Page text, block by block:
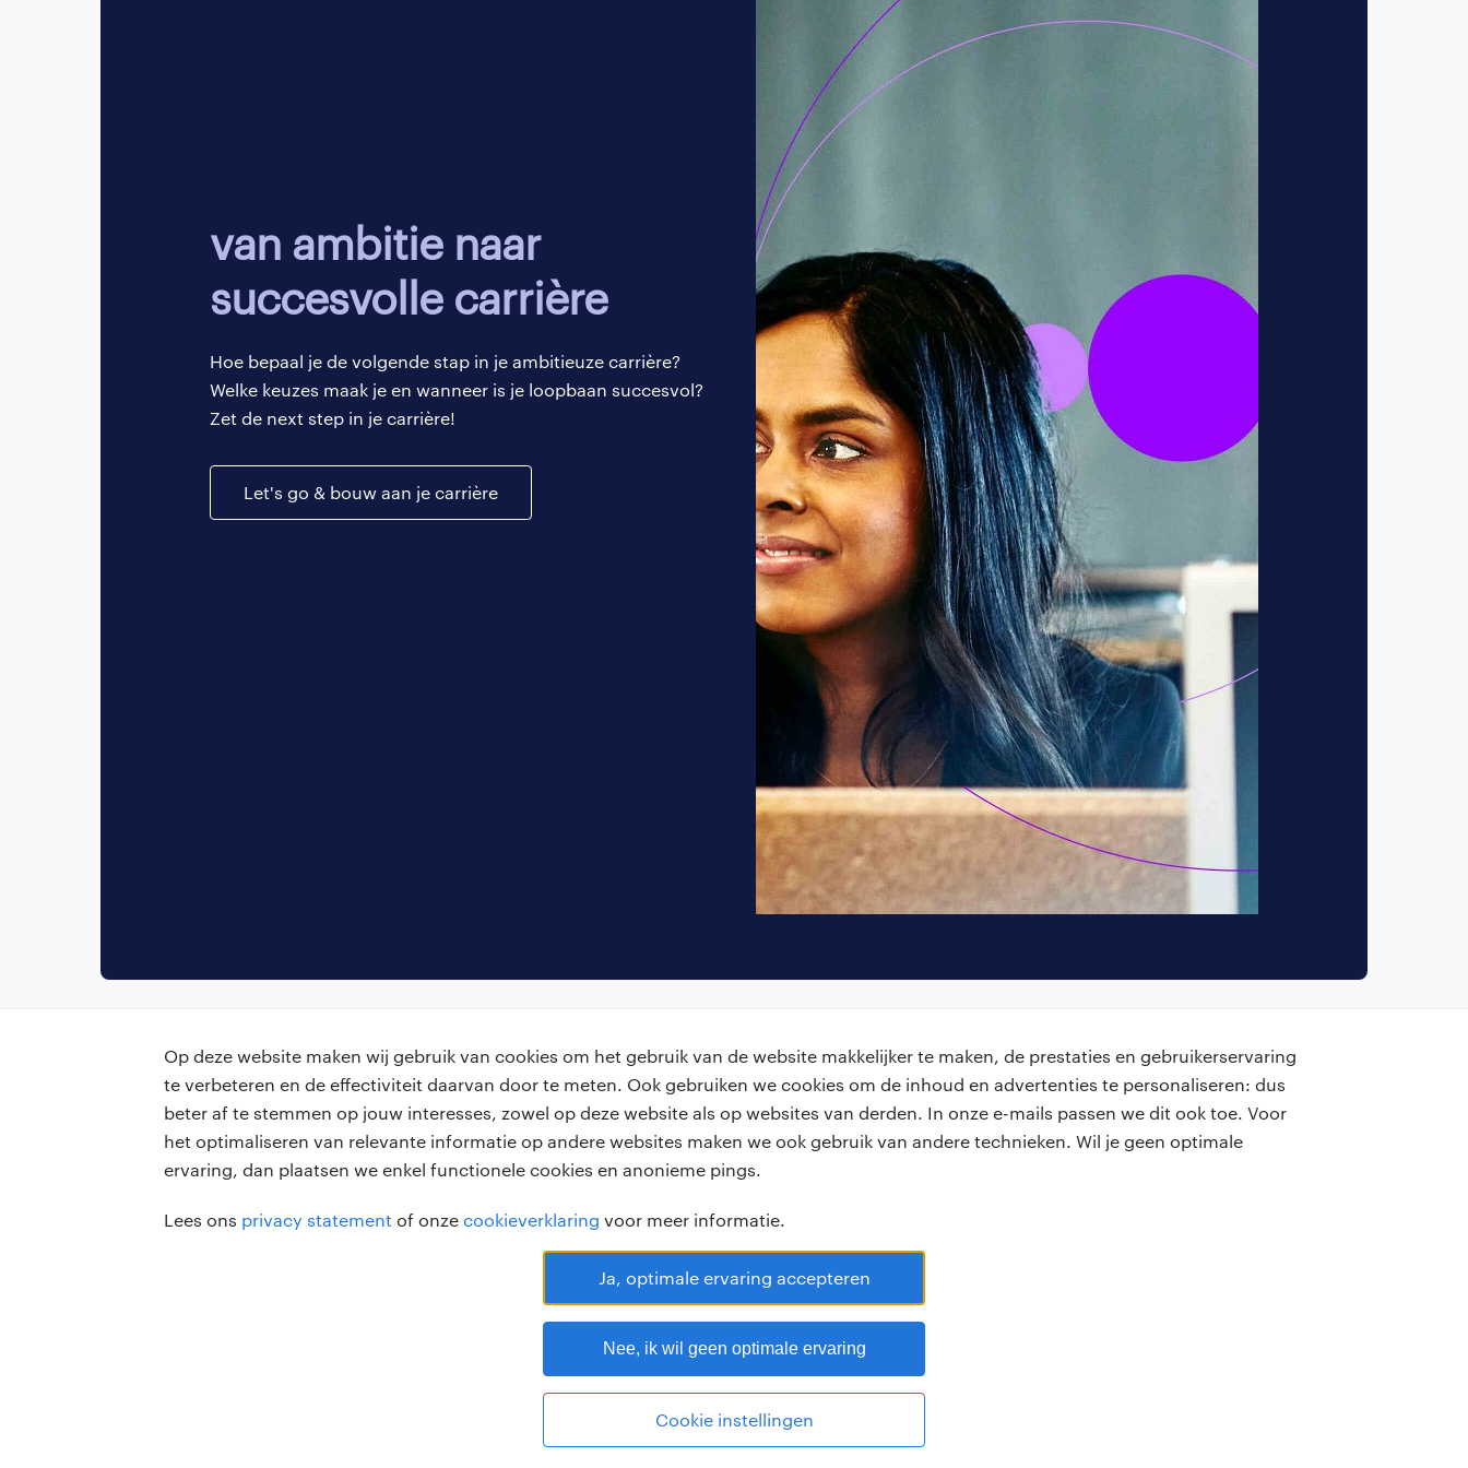
Op deze website maken wij gebruik van cookies om het gebruik van de website makkelijker te maken, de prestaties en gebruikerservaring
te verbeteren en de effectiviteit daarvan door te meten. Ook gebruiken we cookies om de inhoud en advertenties te personaliseren: dus
beter af te stemmen op jouw interesses, zowel op deze website als op websites van derden. In onze e-mails passen we dit ook toe. Voor
het optimaliseren van relevante informatie op andere websites maken we ook gebruik van andere technieken. Wil je geen optimale
ervaring, dan plaatsen we enkel functionele cookies en anonieme pings.
Lees ons privacy statement of onze cookieverklaring voor meer informatie.
Ja, optimale ervaring accepteren
Nee, ik wil geen optimale ervaring
Cookie instellingen
belang voor de bank. Zowel vanuit Yacht als vanuit ABN AMRO worden diverse cursussen en
trainingen aangeboden, waardoor ik mij goed kan blijven ontwikkelen.
Ontwikkeling & onderdeel van het netwerk
Ik ben erg tevreden over de samenwerking met Yacht tot nu toe. Vanuit Yacht worden verschillende
mogelijkheden geboden om mij verder te kunnen ontwikkelen en er wordt actief meegedacht. Zo
vindt er ongeveer één keer per kwartaal een persoonlijk ontwikkel gesprek plaats over mijn doelen
en ambities.
Ook worden er verschillende netwerkevents aangeboden en is er een online LinkedIn community
opgericht voor alle professionals die actief zijn op het gebied van Compliance en Risk: CDD-
professionals. Vanuit deze online community die inmiddels 500 leden telt blijf ik op de hoogte van
verschillende events, vacatures, nieuwsberichten en overige activiteiten. Dit is een makkelijke en
leuke manier om in contact te staan met andere collega professionals en wat meer informatie te
krijgen over de werkzaamheden en activiteiten binnen de andere banken.
De komende tijd hoop ik mij verder te kunnen ontwikkelen binnen de bancaire sector op het gebied
van financieel-economische criminaliteit. Ik zou mij graag meer willen specialiseren in een bepaalde
doelgroep of kennisgebied, zoals MKB en (groot) zakelijke klanten of speciale klantgroepen (Special
Cases). Yacht biedt hiervoor verschillende ontwikkelingsmogelijkheden via opleidingen en
cursussen. Daarnaast wordt er door middel van voortgangsgesprekken gekeken hoe zij mij kunnen
Van ambitie naar
succesvolle carrière
Hoe bepaal je de volgende stap in je ambitieuze carrière?
Welke keuzes maak je en wanneer is je loopbaan succesvol?
Zet de next step in je carrière!
Let's go & bouw aan je carrière
professionals
vacatures
zzp-opdrachten
voor opdrachtgevers
vacature plaatsen
algemene voorwaarden
handige links
over ons
werken bij Randstad
bmc
contact
RANDSTAD PROFESSIONAL is een geregistreerd handelsmerk van Randstad N.V.